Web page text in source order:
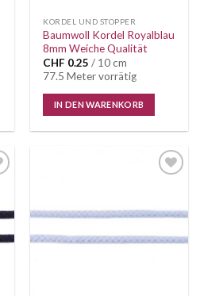
KORDEL UND STOPPER
Baumwoll Kordel Royalblau
8mm Weiche Qualität
CHF 0.25 / 10 cm
77.5 Meter vorrätig
IN DEN WARENKORB